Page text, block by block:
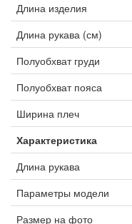
Длина изделия
Длина рукава (см)
Полуобхват груди
Полуобхват пояса
Ширина плеч
Характеристика
Длина рукава
Параметры модели
Размер на фото